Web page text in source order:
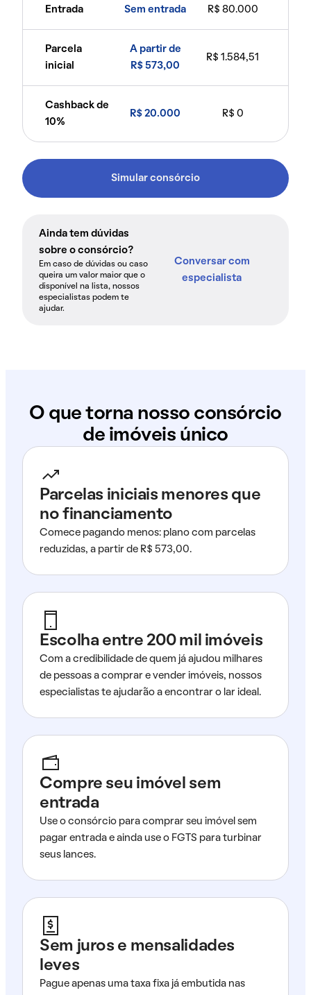
Entrada Sem entrada R$ 80.000
Parcela
inicial
A partir de
R$ 573,00
R$ 1.584,51
Cashback de
10%
R$ 20.000 R$ 0
Simular consórcio
Ainda tem dúvidas
sobre o consórcio?
Em caso de dúvidas ou caso
queira um valor maior que o
disponível na lista, nossos
especialistas podem te
ajudar.
Conversar com
especialista
O que torna nosso consórcio
de imóveis único
Parcelas iniciais menores que
no financiamento
Comece pagando menos: plano com parcelas
reduzidas, a partir de R$ 573,00.
Escolha entre 200 mil imóveis
Com a credibilidade de quem já ajudou milhares
de pessoas a comprar e vender imóveis, nossos
especialistas te ajudarão a encontrar o lar ideal.
Compre seu imóvel sem
entrada
Use o consórcio para comprar seu imóvel sem
pagar entrada e ainda use o FGTS para turbinar
seus lances.
Sem juros e mensalidades
leves
Pague apenas uma taxa fixa já embutida nas